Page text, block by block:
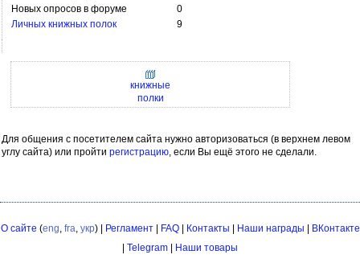
Новых опросов в форуме
0
Личных книжных полок
9
книжные
полки
Для общения с посетителем сайта нужно авторизоваться (в верхнем левом
углу сайта) или пройти регистрацию, если Вы ещё этого не сделали.
О сайте (eng, fra, укр) | Регламент| FAQ| Контакты Наши награды
ВКонтакте
Telegram Наши товары